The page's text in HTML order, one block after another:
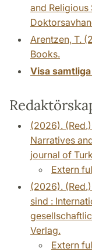
and Religious
Arentzen, T.
Books.
Visa
(2026).
Narratives
journal of
Extern
(2026).
sind :
Verlag.
Extern